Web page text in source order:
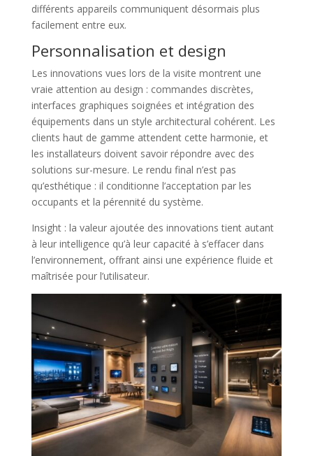
différents appareils communiquent désormais plus
facilement entre eux.
Personnalisation et design
Les innovations vues lors de la visite montrent une
vraie attention au design : commandes discrètes,
interfaces graphiques soignées et intégration des
équipements dans un style architectural cohérent. Les
clients haut de gamme attendent cette harmonie, et
les installateurs doivent savoir répondre avec des
solutions sur-mesure. Le rendu final n’est pas
qu’esthétique : il conditionne l’acceptation par les
occupants et la pérennité du système.
Insight : la valeur ajoutée des innovations tient autant
à leur intelligence qu’à leur capacité à s’effacer dans
l’environnement, offrant ainsi une expérience fluide et
maîtrisée pour l’utilisateur.